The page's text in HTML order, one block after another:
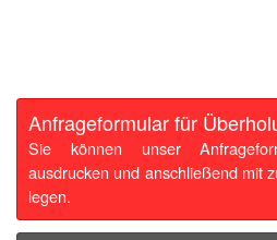
Anfrageformular für
Sie können unser
ausdrucken und anschließend mit
legen.